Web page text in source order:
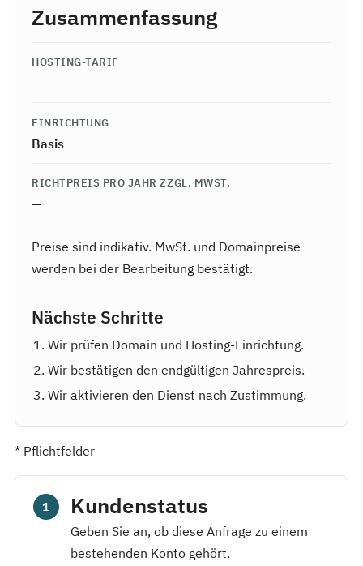
* Pflichtfelder
1 Kundenstatus
Geben Sie an, ob diese Anfrage zu einem
bestehenden Konto gehört.
Zusammenfassung
HOSTING-TARIF
—
EINRICHTUNG
Basis
RICHTPREIS PRO JAHR ZZGL. MWST.
—
Preise sind indikativ. MwSt. und Domainpreise
werden bei der Bearbeitung bestätigt.
Nächste Schritte
Wir prüfen Domain und Hosting-Einrichtung.
Wir bestätigen den endgültigen Jahrespreis.
Wir aktivieren den Dienst nach Zustimmung.